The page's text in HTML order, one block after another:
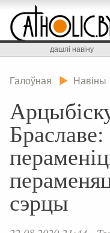
дашлі навіну
Галоўная Навіны
сэрцы